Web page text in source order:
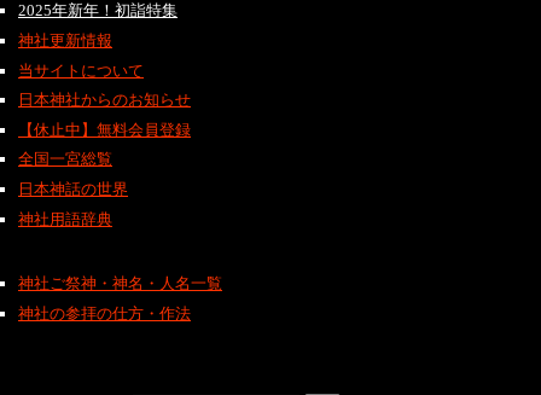
2025年新年！初詣特集
神社更新情報
当サイトについて
日本神社からのお知らせ
【休止中】無料会員登録
全国一宮総覧
日本神話の世界
神社用語辞典
神社ご祭神・神名・人名一覧
神社の参拝の仕方・作法